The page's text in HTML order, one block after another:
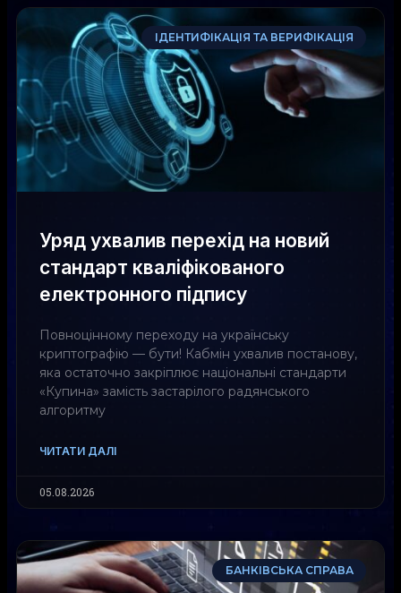
ІДЕНТИФІКАЦІЯ ТА ВЕРИФІКАЦІЯ
Уряд ухвалив перехід на новий
стандарт кваліфікованого
електронного підпису
Повноцінному переходу на українську
криптографію — бути! Кабмін ухвалив постанову,
яка остаточно закріплює національні стандарти
«Купина» замість застарілого радянського
алгоритму
ЧИТАТИ ДАЛІ
05.08.2026
БАНКІВСЬКА СПРАВА